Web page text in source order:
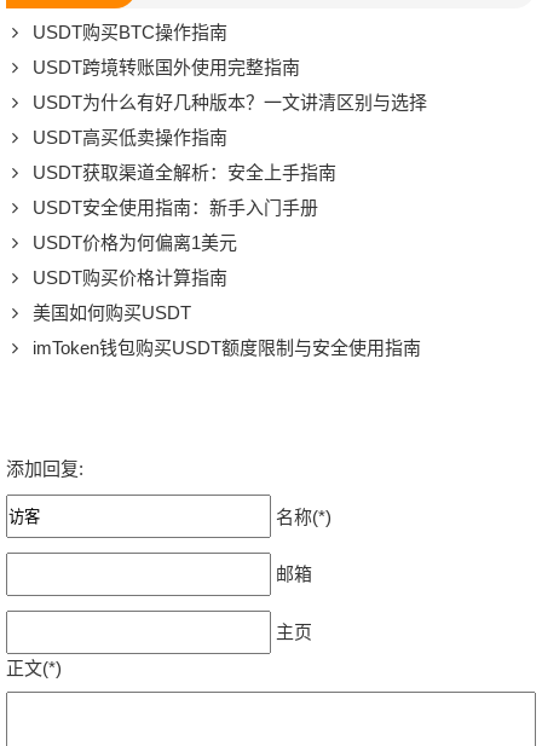
USDT购买BTC操作指南
USDT跨境转账国外使用完整指南
USDT为什么有好几种版本？一文讲清区别与选择
USDT高买低卖操作指南
USDT获取渠道全解析：安全上手指南
USDT安全使用指南：新手入门手册
USDT价格为何偏离1美元
USDT购买价格计算指南
美国如何购买USDT
imToken钱包购买USDT额度限制与安全使用指南
添加回复:
名称(*)
邮箱
主页
正文(*)